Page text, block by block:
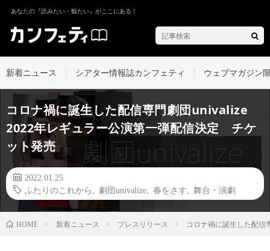
あなたの『読みたい・観たい』がここにある！
新着ニュース シアター情報誌カンフェティ ウェブマガジン
コロナ禍に誕生した配信専門劇団univalize
2022年レギュラー公演第一弾配信決定 チケ
ット発売
2022.01.25
ふたりのこれから
劇団univalize 春をさす 舞台・演劇
HOME 新着ニュース プレスリリース コロナ禍に誕生した配